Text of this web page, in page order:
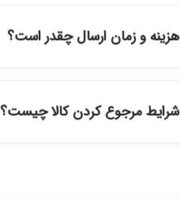
هزینه و زمان ارسال چقدر است؟
شرایط مرجوع کردن کالا چیست؟